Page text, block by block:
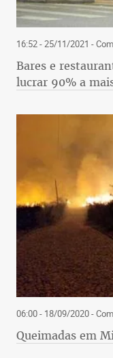
16:52 - 25/11/2021 -
Bares e
lucrar 90% a
06:00 - 18/09/2020-
Queimadas em